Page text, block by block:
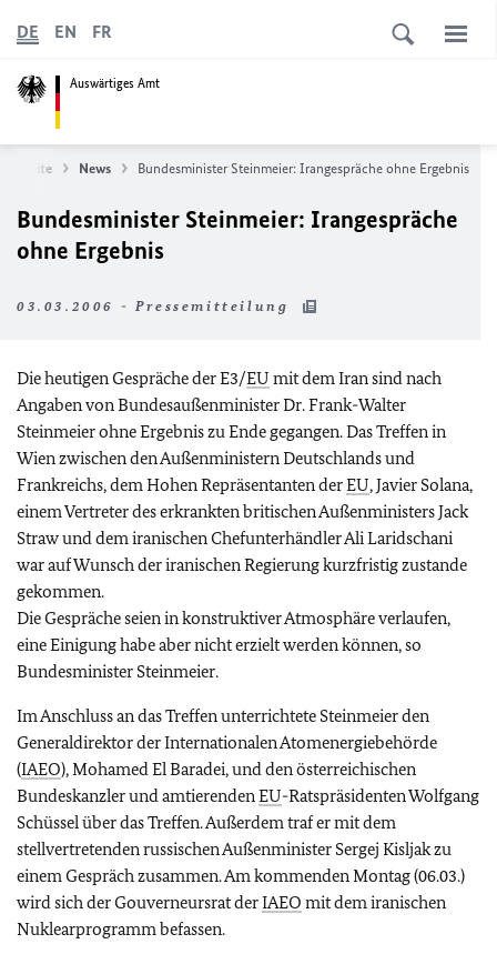
Auswärtiges Amt
DE EN FR
News Bundesminister Steinmeier: Irangespräche ohne Ergebnis
Bundesminister Steinmeier: Irangespräche
ohne Ergebnis
03.03.2006 - Pressemitteilung
Die heutigen Gespräche der E3/EU mit dem Iran sind nach
Angaben von Bundesaußenminister Dr. Frank-Walter
Steinmeier ohne Ergebnis zu Ende gegangen. Das Treffen in
Wien zwischen den Außenministern Deutschlands und
Frankreichs, dem Hohen Repräsentanten derEU, Javier Solana,
einem Vertreter des erkrankten britischen Außenministers Jack
Straw und dem iranischen Chefunterhändler Ali Laridschani
war auf Wunsch der iranischen Regierung kurzfristig zustande
gekommen.
Die Gespräche seien in konstruktiver Atmosphäre verlaufen,
eine Einigung habe aber nicht erzielt werden können, so
Bundesminister Steinmeier.
Im Anschluss an das Treffen unterrichtete Steinmeier den
Generaldirektor der Internationalen Atomenergiebehörde
(IAEO), Mohamed El Baradei, und den österreichischen
Bundeskanzler und amtierendenEU-Ratspräsidenten Wolfgang
Schüssel über das Treffen. Außerdem traf er mit dem
stellvertretenden russischen Außenminister Sergej Kisljak zu
einem Gespräch zusammen. Am kommenden Montag (06.03.)
wird sich der Gouverneursrat derIAEO mit dem iranischen
Nuklearprogramm befassen.